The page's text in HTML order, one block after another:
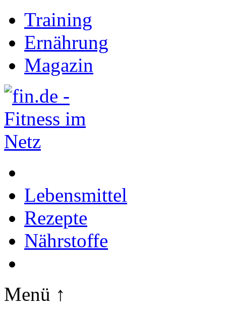
Training
Ernährung
Magazin
Lebensmittel
Rezepte
Nährstoffe
Menü ↑